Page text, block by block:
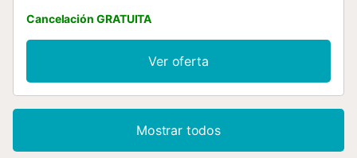
Limpieza y ropa de cama incluidas. Exterior : El exterior del
apartamento cuenta con una encantadora terraza privada,
perfecta para relajarse después de un día en la piscina. Se
dispone de muebles de exterior para disfrutar del soleado
clima. La piscina compartida, abierta del 1 de mayo al 30
abierta es luminosa y acogedora, equipada con muebles y
electrodomésticos modernos. La cocina está
Cancelación GRATUITA
Ver oferta
Mostrar todos